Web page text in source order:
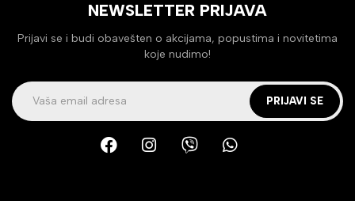
NEWSLETTER PRIJAVA
Prijavi se i budi obavešten o akcijama, popustima i novitetima
koje nudimo!
PRIJAVI SE